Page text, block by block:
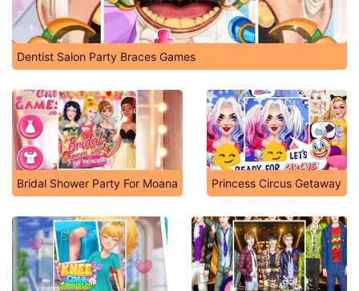
Dentist Salon Party Braces Games
Bridal Shower Party For Moana Princess Circus Getaway